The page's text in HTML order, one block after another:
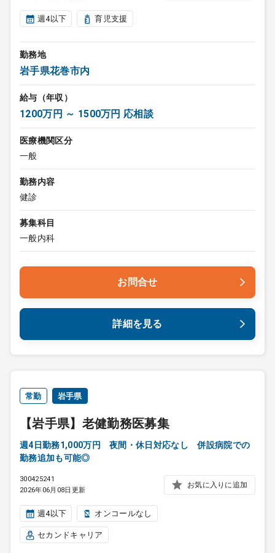
週4以下 育児支援
勤務地
岩手県花巻市内
給与（年収）
1200万円 ～ 1500万円 応相談
医療機関区分
一般
勤務内容
健診
募集科目
一般内科
お問合せ
詳細を見る
常勤 岩手県
【岩手県】老健勤務医募集
週4日勤務1,000万円 夜間・休日対応なし 併設病院での
勤務追加も可能◎
300425241
2026年06月08日更新
お気に入りに追加
週4以下 オンコールなし
セカンドキャリア